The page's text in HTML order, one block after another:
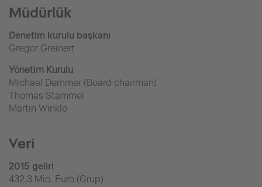
Müdürlük
Denetim kurulu başkanı
Gregor Greinert
Yönetim Kurulu
Michael Demmer (Board chairman)
Thomas Stammel
Martin Winkle
Veri
2015 geliri
432,3 Mio. Euro (Grup)